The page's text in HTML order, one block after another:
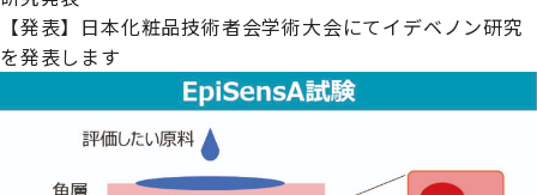
【発表】日本化粧品技術者会学術大会にてイデベノン研究
を発表します